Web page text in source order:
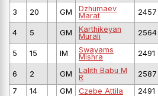
3 20 GM
Dzhumaev
Marat
2457
4 5 GM
Karthikeyan
Murali
2564
5 15 IM
Swayams
Mishra
2491
6 2 GM
Lalith Babu M
R
2587
7
14 GM Czebe Attila 2491